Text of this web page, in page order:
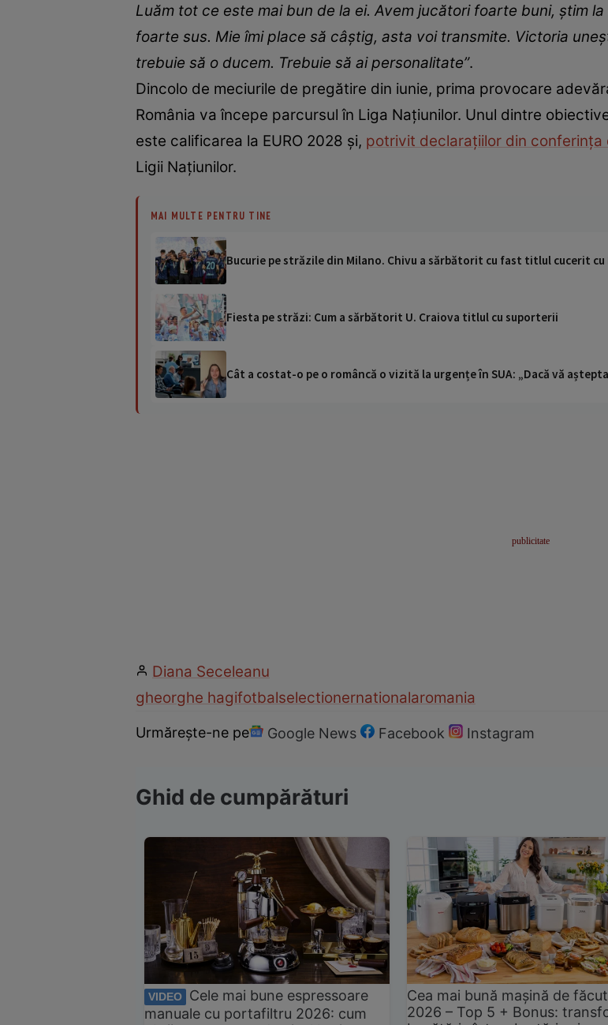
Luăm tot ce este mai bun de la ei. Avem jucători foarte buni, ştim
foarte sus. Mie îmi place să câştig, asta voi transmite. Victoria
trebuie să o ducem. Trebuie să ai personalitate”.
Dincolo de meciurile de pregătire din iunie, prima provocare
România va începe parcursul în Liga Națiunilor. Unul dintre
este calificarea la EURO 2028 și, potrivit declarațiilor din conferința
Ligii Națiunilor.
MAI MULTE PENTRU TINE
Bucurie pe străzile din Milano. Chivu a sărbătorit cu fast titlul cucerit
Fiesta pe străzi: Cum a sărbătorit U. Craiova titlul cu suporterii
Cât a costat-o pe o româncă o vizită la urgențe în SUA: „Dacă vă
Diana Seceleanu
gheorghe hagifotbalselectionernationalaromania
Urmărește-ne pe Google News Facebook Instagram
Ghid de cumpărături
VIDEO
Cele mai bune espressoare
manuale cu portafiltru 2026: cum
Cea mai bună mașină de
2026 – Top 5 + Bonus: